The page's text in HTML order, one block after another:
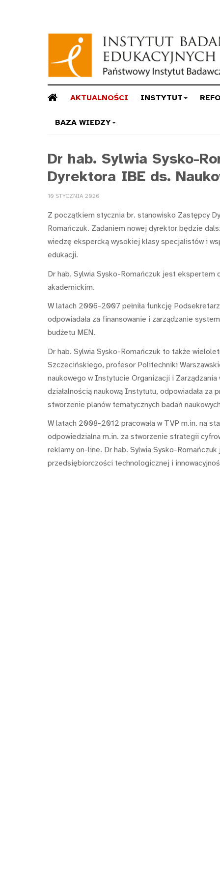
AKTUALNOŚCI INSTYTUT
BAZA WIEDZY
Dr hab. Sylwia Sysko-
Dyrektora IBE ds.
10 STYCZNIA 2020
Z początkiem stycznia br. stanowisko Zastępcy
Romańczuk. Zadaniem nowej dyrektor będzie
wiedzę ekspercką wysokiej klasy specjalistów i
edukacji.
Dr hab. Sylwia Sysko-Romańczuk jest
akademickim.
W latach 2006-2007 pełniła funkcję
odpowiadała za finansowanie i zarządzanie
budżetu MEN.
Dr hab. Sylwia Sysko-Romańczuk to także
Szczecińskiego, profesor Politechniki
naukowego w Instytucie Organizacji i Zarządzania
działalnością naukową Instytutu, odpowiadała
stworzenie planów tematycznych badań
W latach 2008-2012 pracowała w TVP m.in. na
odpowiedzialna m.in. za stworzenie strategii
reklamy on-line. Dr hab. Sylwia Sysko-
przedsiębiorczości technologicznej i